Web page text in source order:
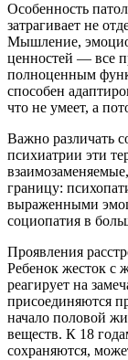
Особенность
затрагивает не
Мышление,
ценностей — все
полноценным
способен
что не умеет, а
Важно различать
психиатрии эти
границу:
выраженными
социопатия в
Проявления
Ребенок жесток с
реагирует на
присоединяются
начало половой
веществ. К 18
сохраняются,